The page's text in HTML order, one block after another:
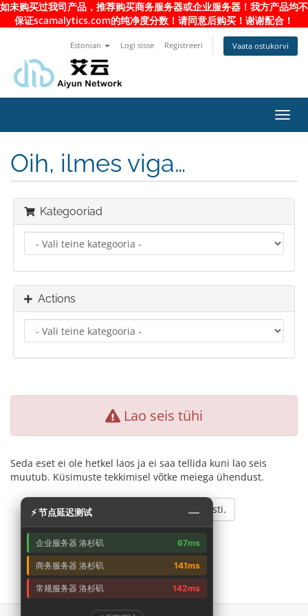
如未购买过我司产品，推荐购买商务服务器或企业服务器！我方产品均不
保证scamalytics.com的纯净度分数！请同意后购买！谢谢配合！
Estonian Logi sisse Registreeri Vaata ostukorvi
Oih, ilmes viga…
Kategooriad
Actions
Lao seis tühi
Seda eset ei ole hetkel laos ja ei saa tellida kuni lao seis
muutub. Küsimuste tekkimisel võtke meiega ühendust.
Mine tagasi ja proovi uuesti.
⚡ 节点延迟测试 —
企业服务器 洛杉矶 67ms
商务服务器 洛杉矶 141ms
常规服务器 洛杉矶 142ms